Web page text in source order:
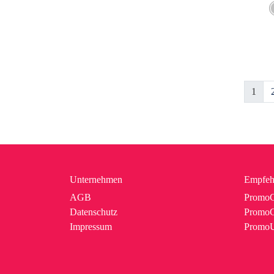
1
Unternehmen
AGB
Datenschutz
Impressum